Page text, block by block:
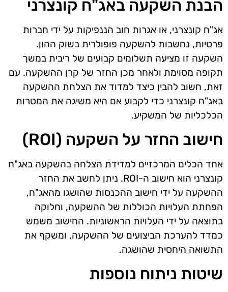
הבנת השקעה באג"ח קונצרני
אג"ח קונצרני, או אגרות חוב הננפיקות על ידי חברות
פרטיות, נחשבות להשקעה פופולרית בשוק ההון.
השקעה זו מציעה תשלומים קבועים של ריבית במשך
תקופה מסוימת ולאחר מכן החזר של קרן ההשקעה. עם
זאת, חשוב להבין כיצד למדוד את הצלחת ההשקעה
באג"ח קונצרני כדי לקבוע אם היא משיגה את המטרות
הכלכליות של המשקיע.
חישוב החזר על השקעה (ROI)
אחד הכלים המרכזיים למדידת הצלחה בהשקעה באג"ח
קונצרני הוא חישוב ה-ROI. ניתן לחשב את החזר
ההשקעה על ידי חישוב ההכנסות שהושגו מהאג"ח,
הפחתת העלויות הכוללות של ההשקעה, וחלוקה
בתוצאה על ידי העלויות הראשוניות. החישוב משמש
כמדד להערכת הביצועים של ההשקעה, ומשקף את
התשואה היחסית שהושגה.
שיטות ניתוח נוספות